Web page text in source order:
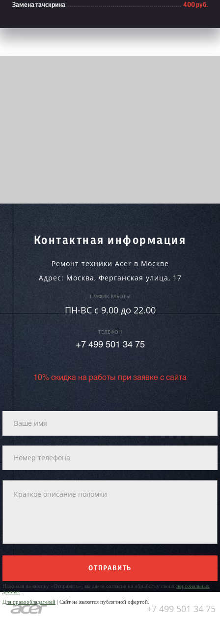
Замена тачскрина 400 руб.
Контактная информация
Ремонт техники Acer в Москве
Адрес: Москва, Ферганская улица, 17
ГРАФИК РАБОТЫ
ПН-ВC c 9.00 до 22.00
ТЕЛЕФОН
+7 499 501 34 75
10% скидка на работы при заявке с сайта
ОТПРАВИТЬ
Нажимая на кнопку «Отправить», вы даете согласие на обработку своих персональных
данных
Для правообладателей | Сайт не является публичной офертой.
+7 499 501 34 75